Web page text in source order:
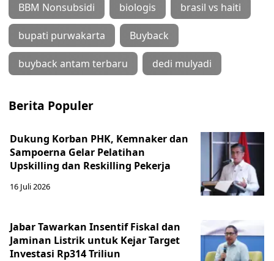
BBM Nonsubsidi biologis brasil vs haiti
bupati purwakarta Buyback
buyback antam terbaru dedi mulyadi
Berita Populer
Dukung Korban PHK, Kemnaker dan
Sampoerna Gelar Pelatihan
Upskilling dan Reskilling Pekerja
16 Juli 2026
Jabar Tawarkan Insentif Fiskal dan
Jaminan Listrik untuk Kejar Target
Investasi Rp314 Triliun